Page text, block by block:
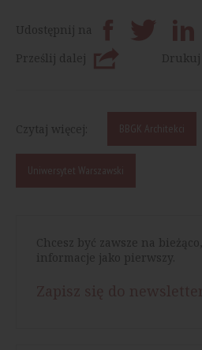
Udostępnij na
Prześlij dalej
Drukuj
Czytaj więcej: BBGK Architekci
Uniwersytet Warszawski
Chcesz być zawsze na
informacje jako pierwszy.